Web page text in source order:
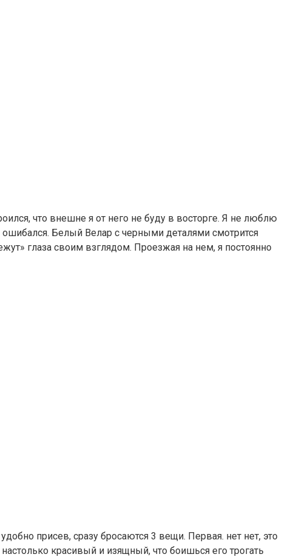
что внешне я от него не буду в восторге. Я не люблю
Белый Велар с черными деталями смотрится
глаза своим взглядом. Проезжая на нем, я постоянно
присев, сразу бросаются 3 вещи. Первая. нет нет, это
красивый и изящный, что боишься его трогать